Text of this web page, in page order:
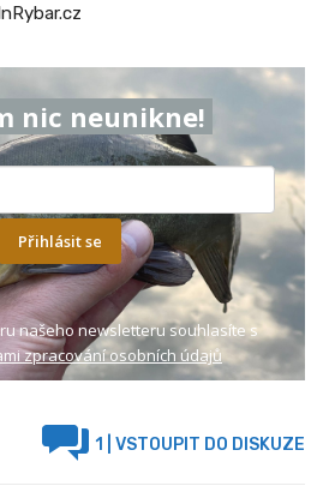
nic neunikne!
Přihlásit se
našeho newsletteru souhlasíte s
zpracování osobních údajů
1 | VSTOUPIT DO DISKUZE